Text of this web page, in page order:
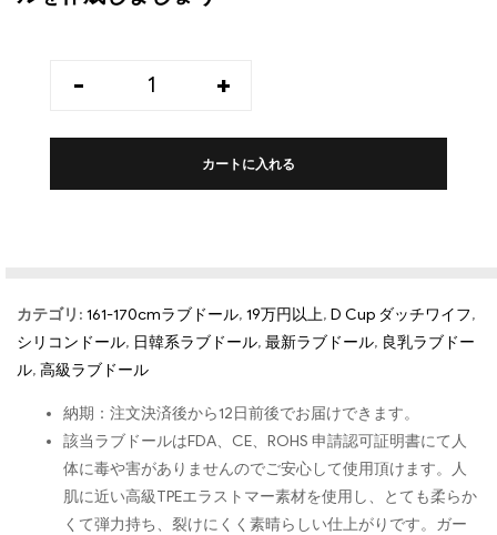
- +
カートに入れる
カテゴリ: 161-170cmラブドール, 19万円以上, D Cup ダッチワイフ,
シリコンドール, 日韓系ラブドール, 最新ラブドール, 良乳ラブドー
ル, 高級ラブドール
納期：注文決済後から12日前後でお届けできます。
該当ラブドールはFDA、CE、ROHS 申請認可証明書にて人
体に毒や害がありませんのでご安心して使用頂けます。人
肌に近い高級TPEエラストマー素材を使用し、とても柔らか
くて弾力持ち、裂けにくく素晴らしい仕上がりです。ガー